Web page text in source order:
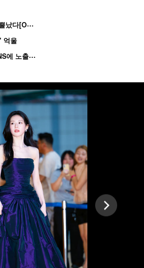
“
연습생 아닙니다” 싸이 '흠뻑쇼' 즉석 캐스팅 여중생, 루머 뿔났다[Oh!쎈 이...
억울
'
흑백' 김도윤♥배우 김서연, 4년만 공개열애 시작..드디어 SNS에 노출 [핫피...